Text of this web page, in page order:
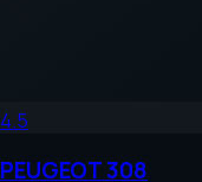
4.5
PEUGEOT308